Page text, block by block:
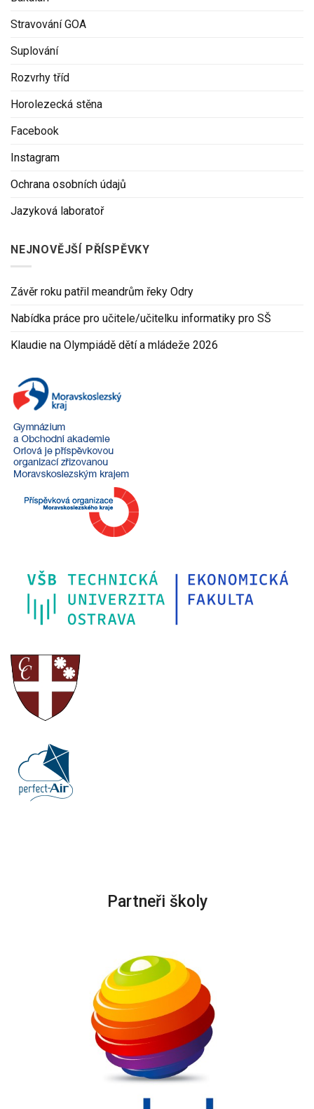
Stravování GOA
Suplování
Rozvrhy tříd
Horolezecká stěna
Facebook
Instagram
Ochrana osobních údajů
Jazyková laboratoř
NEJNOVĚJŠÍ PŘÍSPĚVKY
Závěr roku patřil meandrům řeky Odry
Nabídka práce pro učitele/učitelku informatiky pro SŠ
Klaudie na Olympiádě dětí a mládeže 2026
Partneři školy